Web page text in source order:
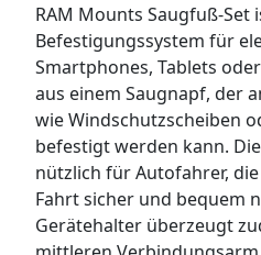
RAM Mounts Saugfuß-Set
Befestigungssystem für
Smartphones, Tablets
aus einem Saugnapf, der
wie Windschutzscheiben
befestigt werden kann.
nützlich für Autofahrer,
Fahrt sicher und bequem
Gerätehalter überzeugt